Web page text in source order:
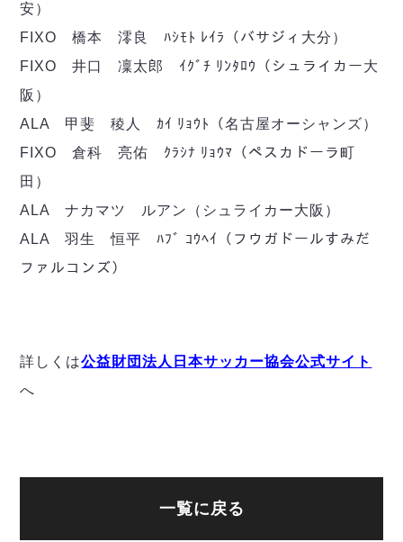
バサジィ大分
選手の通算記録（Ｆ２）
ヴォスクオーレ仙台
マルバ水戸FC
ヴィンセドール白山
アグレミーナ浜松
デウソン神戸
安）
FIXO 橋本 澪良 ﾊｼﾓﾄ ﾚｲﾗ（バサジィ大分）
FIXO 井口 凜太郎 ｲｸﾞﾁ ﾘﾝﾀﾛｳ（シュライカー大
阪）
ALA 甲斐 稜人 ｶｲ ﾘｮｳﾄ（名古屋オーシャンズ）
FIXO 倉科 亮佑 ｸﾗｼﾅ ﾘｮｳﾏ（ペスカドーラ町
田）
ALA ナカマツ ルアン（シュライカー大阪）
ALA 羽生 恒平 ﾊﾌﾞ ｺｳﾍｲ（フウガドールすみだ
ファルコンズ）
詳しくは公益財団法人日本サッカー協会公式サイト
へ
一覧に戻る